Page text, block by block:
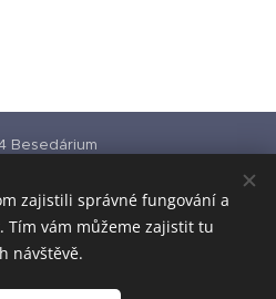
Besedárium
projekty
pedagogika pro školy
- pro školy i knihovny
zajistili správné fungování a
Tím vám můžeme zajistit tu
návštěvě.